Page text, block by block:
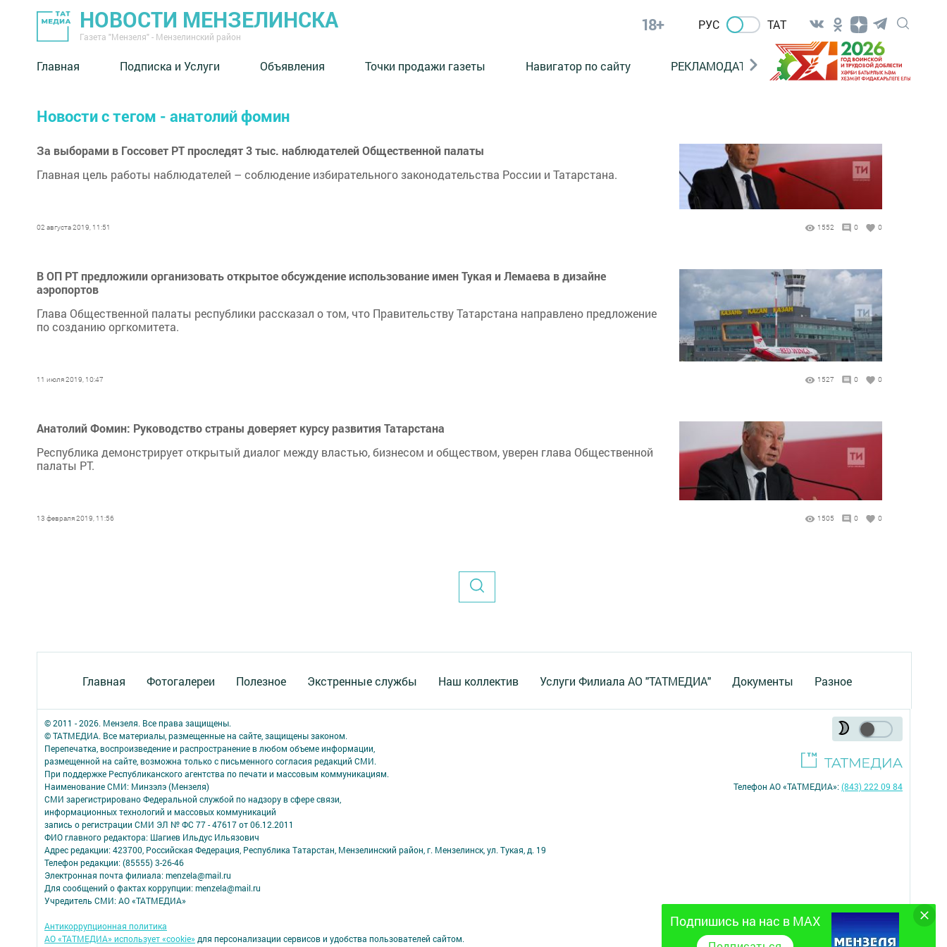
НОВОСТИ МЕНЗЕЛИНСКА
Газета "Мензеля" - Мензелинский район
18+ РУС ТАТ
Главная Подписка и Услуги Объявления Точки продажи газеты Навигатор по сайту РЕКЛАМОДАТЕЛЯМ
Новости с тегом - анатолий фомин
За выборами в Госсовет РТ проследят 3 тыс. наблюдателей Общественной палаты
Главная цель работы наблюдателей – соблюдение избирательного законодательства России и Татарстана.
02 августа 2019, 11:51 1552 0 0
В ОП РТ предложили организовать открытое обсуждение использование имен Тукая и Лемаева в дизайне
аэропортов
Глава Общественной палаты республики рассказал о том, что Правительству Татарстана направлено предложение
по созданию оргкомитета.
11 июля 2019, 10:47 1527 0 0
Анатолий Фомин: Руководство страны доверяет курсу развития Татарстана
Республика демонстрирует открытый диалог между властью, бизнесом и обществом, уверен глава Общественной
палаты РТ.
13 февраля 2019, 11:56 1505 0 0
Главная Фотогалереи Полезное Экстренные службы Наш коллектив Услуги Филиала АО "ТАТМЕДИА" Документы Разное
Подпишись на нас в MAX
© 2011 - 2026. Мензеля. Все права защищены.
© ТАТМЕДИА. Все материалы, размещенные на сайте, защищены законом.
Перепечатка, воспроизведение и распространение в любом объеме информации,
размещенной на сайте, возможна только с письменного согласия редакций СМИ.
При поддержке Республиканского агентства по печати и массовым коммуникациям.
Наименование СМИ: Минзэлэ (Мензеля)
СМИ зарегистрировано Федеральной службой по надзору в сфере связи,
информационных технологий и массовых коммуникаций
запись о регистрации СМИ ЭЛ № ФС 77 - 47617 от 06.12.2011
ФИО главного редактора: Шагиев Ильдус Ильязович
Адрес редакции: 423700, Российская Федерация, Республика Татарстан, Мензелинский район, г. Мензелинск, ул. Тукая, д. 19
Телефон редакции: (85555) 3-26-46
Электронная почта филиала: menzela@mail.ru
Для сообщений о фактах коррупции: menzela@mail.ru
Учредитель СМИ: АО «ТАТМЕДИА»
Антикоррупционная политика
АО «ТАТМЕДИА» использует «cookie» для персонализации сервисов и удобства пользователей сайтом.
Телефон АО «ТАТМЕДИА»:(843) 222 09 84